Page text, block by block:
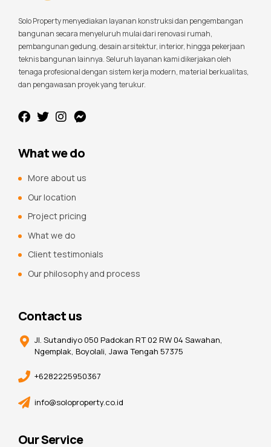
Solo Property menyediakan layanan konstruksi dan pengembangan
bangunan secara menyeluruh mulai dari renovasi rumah,
pembangunan gedung, desain arsitektur, interior, hingga pekerjaan
teknis bangunan lainnya. Seluruh layanan kami dikerjakan oleh
tenaga profesional dengan sistem kerja modern, material berkualitas,
dan pengawasan proyek yang terukur.
What we do
More about us
Our location
Project pricing
What we do
Client testimonials
Our philosophy and process
Contact us
Jl. Sutandiyo 050 Padokan RT 02 RW 04 Sawahan,
Ngemplak, Boyolali, Jawa Tengah 57375
+6282225950367
info@soloproperty.co.id
Our Service